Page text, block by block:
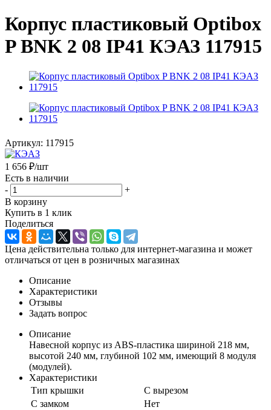
Корпус пластиковый Optibox
P BNK 2 08 IP41 КЭАЗ 117915
Артикул: 117915
1 656 ₽/шт
Есть в наличии
-
+
В корзину
Купить в 1 клик
Поделиться
Цена действительна только для интернет-магазина и может
отличаться от цен в розничных магазинах
Описание
Характеристики
Отзывы
Задать вопрос
Описание
Навесной корпус из ABS-пластика шириной 218 мм,
высотой 240 мм, глубиной 102 мм, имеющий 8 модуля
(модулей).
Характеристики
Тип крышки
С вырезом
С замком
Нет